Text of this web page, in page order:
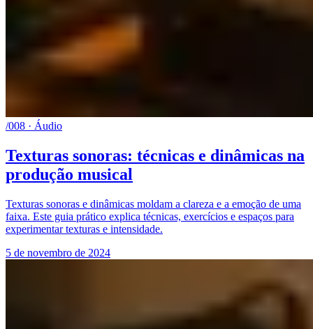
/008 · Áudio
Texturas sonoras: técnicas e dinâmicas na
produção musical
Texturas sonoras e dinâmicas moldam a clareza e a emoção de uma
faixa. Este guia prático explica técnicas, exercícios e espaços para
experimentar texturas e intensidade.
5 de novembro de 2024